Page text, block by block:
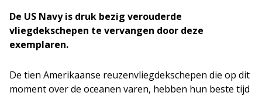
De US Navy is druk bezig verouderde
vliegdekschepen te vervangen door deze
exemplaren.
De tien Amerikaanse reuzenvliegdekschepen die op dit
moment over de oceanen varen, hebben hun beste tijd